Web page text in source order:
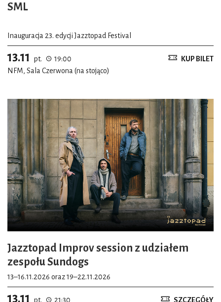
SML
Inauguracja 23. edycji Jazztopad Festival
13.11 pt.
19:00
NFM, Sala Czerwona (na stojąco)
KUP BILET
Jazztopad Improv session z udziałem
zespołu Sundogs
13–16.11.2026 oraz 19–22.11.2026
13.11 pt.
21:30
SZCZEGÓŁY